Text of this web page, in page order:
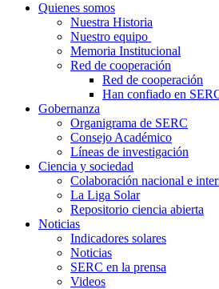
Quienes somos
Nuestra Historia
Nuestro equipo
Memoria Institucional
Red de cooperación
Red de cooperación
Han confiado en
Gobernanza
Organigrama de SERC
Consejo Académico
Líneas de investigación
Ciencia y sociedad
Colaboración nacional e
La Liga Solar
Repositorio ciencia abierta
Noticias
Indicadores solares
Noticias
SERC en la prensa
Videos